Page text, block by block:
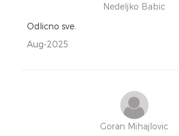
Nedeljko Babic
Odlicno sve.
Aug-2025
Goran Mihajlovic